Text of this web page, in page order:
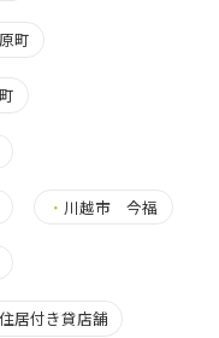
町
・ 川越市 今福
居付き貸店舗